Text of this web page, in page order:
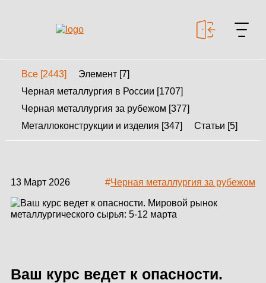
МЕТАЛЛОКОНСТРУКЦИИ
КАЛЬКУЛЯТОР
МЕТАЛЛОКОНСТРУКЦИЙ
ЗДАНИЙ
Все [2443]
Элемент [7]
Черная металлургия в России [1707]
Черная металлургия за рубежом [377]
Металлоконструкции и изделия [347]
Статьи [5]
13 Март 2026 #Черная металлургия за рубежом
Ваш курс ведет к опасности.